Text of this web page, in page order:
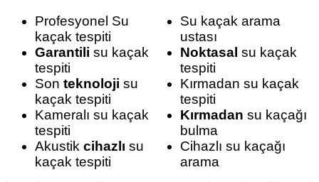
Profesyonel Su
kaçak tespiti
Garantili su kaçak
tespiti
Son teknoloji su
kaçak tespiti
Kameralı su kaçak
tespiti
Akustik cihazlı su
kaçak tespiti
Su kaçak arama
ustası
Noktasal su kaçak
tespiti
Kırmadan su kaçak
tespiti
Kırmadan su kaçağı
bulma
Cihazlı su kaçağı
arama